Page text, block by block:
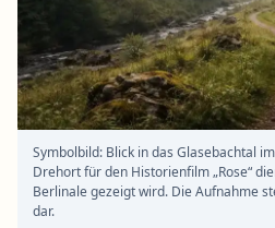
Symbolbild: Blick in das Glasebachtal
Drehort für den Historienfilm „Rose“
Berlinale gezeigt wird. Die Aufnahme
dar.